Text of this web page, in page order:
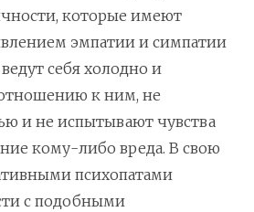
которые имеют
эмпатии и симпатии
себя холодно и
к ним, не
и не испытывают чувства
кому-либо вреда. В свою
психопатами
с подобными